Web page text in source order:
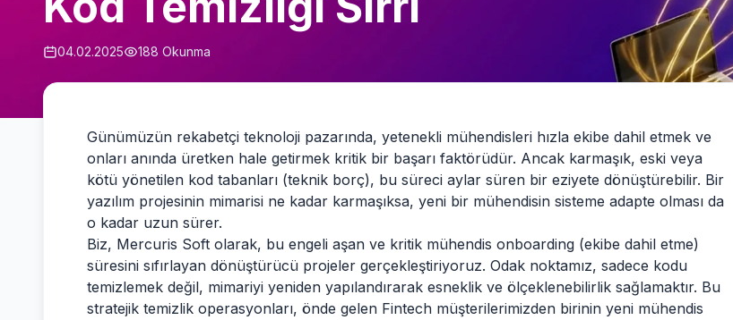
04.02.2025 188 Okunma
Günümüzün rekabetçi teknoloji pazarında, yetenekli mühendisleri hızla ekibe dahil etmek ve
onları anında üretken hale getirmek kritik bir başarı faktörüdür. Ancak karmaşık, eski veya
kötü yönetilen kod tabanları (teknik borç), bu süreci aylar süren bir eziyete dönüştürebilir. Bir
yazılım projesinin mimarisi ne kadar karmaşıksa, yeni bir mühendisin sisteme adapte olması da
o kadar uzun sürer.
Biz, Mercuris Soft olarak, bu engeli aşan ve kritik mühendis onboarding (ekibe dahil etme)
süresini sıfırlayan dönüştürücü projeler gerçekleştiriyoruz. Odak noktamız, sadece kodu
temizlemek değil, mimariyi yeniden yapılandırarak esneklik ve ölçeklenebilirlik sağlamaktır. Bu
stratejik temizlik operasyonları, önde gelen Fintech müşterilerimizden birinin yeni mühendis